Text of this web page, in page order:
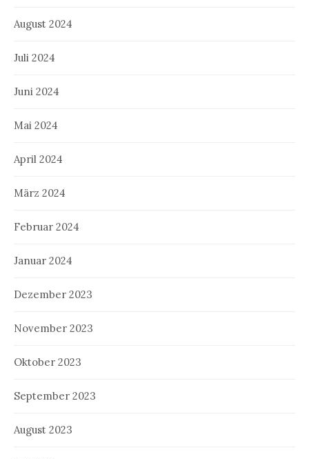
August 2024
Juli 2024
Juni 2024
Mai 2024
April 2024
März 2024
Februar 2024
Januar 2024
Dezember 2023
November 2023
Oktober 2023
September 2023
August 2023